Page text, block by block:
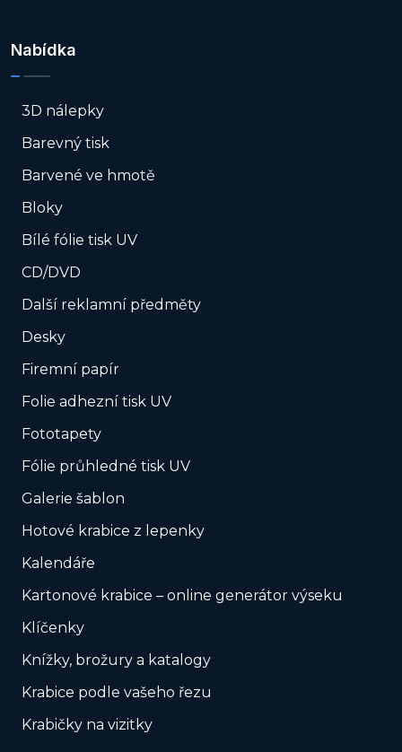
Nabídka
3D nálepky
Barevný tisk
Barvené ve hmotě
Bloky
Bílé fólie tisk UV
CD/DVD
Další reklamní předměty
Desky
Firemní papír
Folie adhezní tisk UV
Fototapety
Fólie průhledné tisk UV
Galerie šablon
Hotové krabice z lepenky
Kalendáře
Kartonové krabice – online generátor výseku
Klíčenky
Knížky, brožury a katalogy
Krabice podle vašeho řezu
Krabičky na vizitky